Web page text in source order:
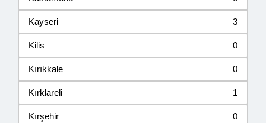
Kayseri 3
Kilis 0
Kırıkkale 0
Kırklareli 1
Kırşehir 0